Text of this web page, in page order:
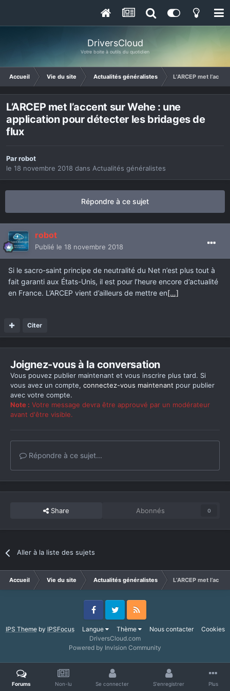
DriversCloud
Votre boite à outils du quotidien
Accueil Vie du site Actualités généralistes L’ARCEP met
L’ARCEP met l’accent sur Wehe : une
application pour détecter les bridages de
flux
Parrobot
le 18 novembre 2018 dans Actualités généralistes
Répondre à ce sujet
robot
Publié le 18 novembre 2018
Si le sacro-saint principe de neutralité du Net n’est plus tout à
fait garanti aux États-Unis, il est pour l’heure encore d’actualité
en France. L’ARCEP vient d’ailleurs de mettre en[…]
Citer
Joignez-vous à la conversation
Vous pouvez publier maintenant et vous inscrire plus tard. Si
vous avez un compte, connectez-vous maintenant pour publier
avec votre compte.
Note : Votre message devra être approuvé par un modérateur
avant d'être visible.
Répondre à ce sujet...
Share Abonnés 0
Aller à la liste des sujets
Accueil Vie du site Actualités généralistes L’ARCEP met
IPS Themeby IPSFocus Langue Thème Nous contacter Cookies
FacebookTwitter RSS
DriversCloud.com
Powered by Invision Community
Forums Non-lu Se connecter S'enregistrer Plus